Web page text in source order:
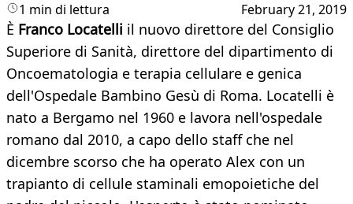
1 min di lettura February 21, 2019
È Franco Locatelli il nuovo direttore del Consiglio
Superiore di Sanità, direttore del dipartimento di
Oncoematologia e terapia cellulare e genica
dell'Ospedale Bambino Gesù di Roma. Locatelli è
nato a Bergamo nel 1960 e lavora nell'ospedale
romano dal 2010, a capo dello staff che nel
dicembre scorso che ha operato Alex con un
trapianto di cellule staminali emopoietiche del